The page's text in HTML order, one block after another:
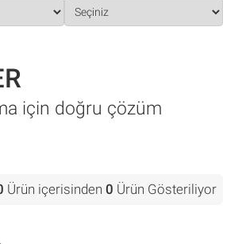
için doğru çözüm
Ürün içerisinden 0 Ürün Gösteriliyor